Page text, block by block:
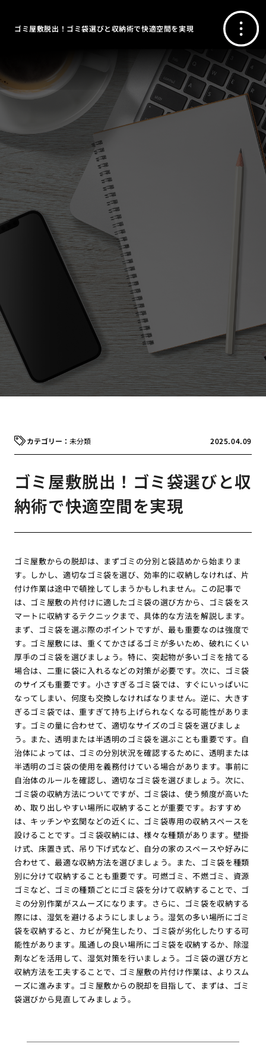
ゴミ屋敷脱出！ゴミ袋選びと収納術で快適空間を実現
2025.04.09
未分類
ゴミ屋敷脱出！ゴミ袋選びと収
納術で快適空間を実現
ゴミ屋敷からの脱却は、まずゴミの分別と袋詰めから始まりま
す。しかし、適切なゴミ袋を選び、効率的に収納しなければ、片
付け作業は途中で頓挫してしまうかもしれません。この記事で
は、ゴミ屋敷の片付けに適したゴミ袋の選び方から、ゴミ袋をス
マートに収納するテクニックまで、具体的な方法を解説します。
まず、ゴミ袋を選ぶ際のポイントですが、最も重要なのは強度で
す。ゴミ屋敷には、重くてかさばるゴミが多いため、破れにくい
厚手のゴミ袋を選びましょう。特に、突起物が多いゴミを捨てる
場合は、二重に袋に入れるなどの対策が必要です。次に、ゴミ袋
のサイズも重要です。小さすぎるゴミ袋では、すぐにいっぱいに
なってしまい、何度も交換しなければなりません。逆に、大きす
ぎるゴミ袋では、重すぎて持ち上げられなくなる可能性がありま
す。ゴミの量に合わせて、適切なサイズのゴミ袋を選びましょ
う。また、透明または半透明のゴミ袋を選ぶことも重要です。自
治体によっては、ゴミの分別状況を確認するために、透明または
半透明のゴミ袋の使用を義務付けている場合があります。事前に
自治体のルールを確認し、適切なゴミ袋を選びましょう。次に、
ゴミ袋の収納方法についてですが、ゴミ袋は、使う頻度が高いた
め、取り出しやすい場所に収納することが重要です。おすすめ
は、キッチンや玄関などの近くに、ゴミ袋専用の収納スペースを
設けることです。ゴミ袋収納には、様々な種類があります。壁掛
け式、床置き式、吊り下げ式など、自分の家のスペースや好みに
合わせて、最適な収納方法を選びましょう。また、ゴミ袋を種類
別に分けて収納することも重要です。可燃ゴミ、不燃ゴミ、資源
ゴミなど、ゴミの種類ごとにゴミ袋を分けて収納することで、ゴ
ミの分別作業がスムーズになります。さらに、ゴミ袋を収納する
際には、湿気を避けるようにしましょう。湿気の多い場所にゴミ
袋を収納すると、カビが発生したり、ゴミ袋が劣化したりする可
能性があります。風通しの良い場所にゴミ袋を収納するか、除湿
剤などを活用して、湿気対策を行いましょう。ゴミ袋の選び方と
収納方法を工夫することで、ゴミ屋敷の片付け作業は、よりスム
ーズに進みます。ゴミ屋敷からの脱却を目指して、まずは、ゴミ
袋選びから見直してみましょう。